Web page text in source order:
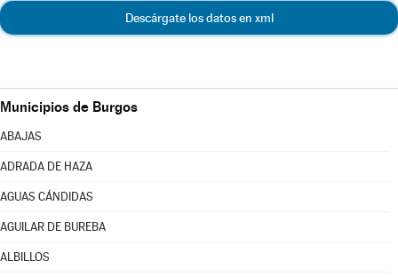
Descárgate los datos en xml
Municipios de Burgos
ABAJAS
ADRADA DE HAZA
AGUAS CÁNDIDAS
AGUILAR DE BUREBA
ALBILLOS